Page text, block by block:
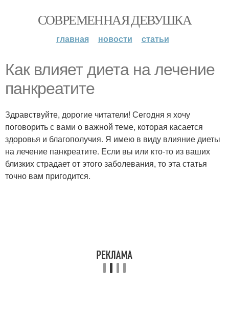
СОВРЕМЕННАЯ ДЕВУШКА
главная новости статьи
Как влияет диета на лечение
панкреатите
Здравствуйте, дорогие читатели! Сегодня я хочу
поговорить с вами о важной теме, которая касается
здоровья и благополучия. Я имею в виду влияние диеты
на лечение панкреатите. Если вы или кто-то из ваших
близких страдает от этого заболевания, то эта статья
точно вам пригодится.